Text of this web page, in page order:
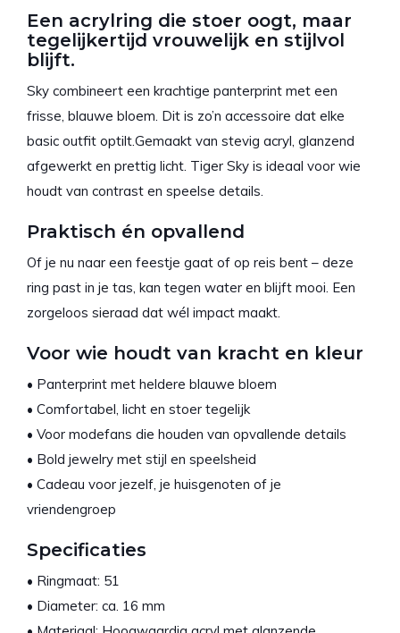
Een acrylring die stoer oogt, maar
tegelijkertijd vrouwelijk en stijlvol
blijft.
Sky combineert een krachtige panterprint met een
frisse, blauwe bloem. Dit is zo’n accessoire dat elke
basic outfit optilt.Gemaakt van stevig acryl, glanzend
afgewerkt en prettig licht. Tiger Sky is ideaal voor wie
houdt van contrast en speelse details.
Praktisch én opvallend
Of je nu naar een feestje gaat of op reis bent – deze
ring past in je tas, kan tegen water en blijft mooi. Een
zorgeloos sieraad dat wél impact maakt.
Voor wie houdt van kracht en kleur
• Panterprint met heldere blauwe bloem
• Comfortabel, licht en stoer tegelijk
• Voor modefans die houden van opvallende details
• Bold jewelry met stijl en speelsheid
• Cadeau voor jezelf, je huisgenoten of je
vriendengroep
Specificaties
• Ringmaat: 51
• Diameter: ca. 16 mm